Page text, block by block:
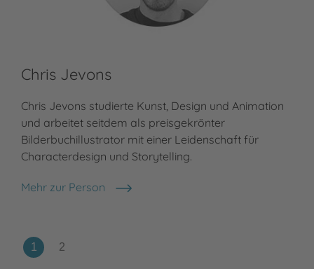
Chris Jevons
Chris Jevons studierte Kunst, Design und Animation
und arbeitet seitdem als preisgekrönter
Bilderbuchillustrator mit einer Leidenschaft für
Characterdesign und Storytelling.
Mehr zur Person
Chris Jevons